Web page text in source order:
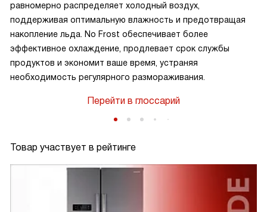
равномерно распределяет холодный воздух,
поддерживая оптимальную влажность и предотвращая
накопление льда. No Frost обеспечивает более
эффективное охлаждение, продлевает срок службы
продуктов и экономит ваше время, устраняя
необходимость регулярного размораживания.
Перейти в глоссарий
Товар участвует в рейтинге